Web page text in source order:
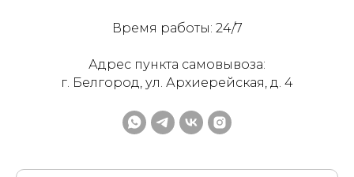
Время работы: 24/7
Адрес пункта самовывоза:
г. Белгород, ул. Архиерейская, д. 4